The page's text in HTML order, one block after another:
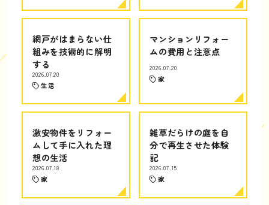
網戸がはまらない仕
組みを技術的に解明
する
2026.07.20
生活
マンションリフォー
ムの費用と注意点
2026.07.20
家
激安物件をリフォー
ムして手に入れた理
想の生活
2026.07.18
家
雑草だらけの庭を自
分で再生させた体験
記
2026.07.15
家